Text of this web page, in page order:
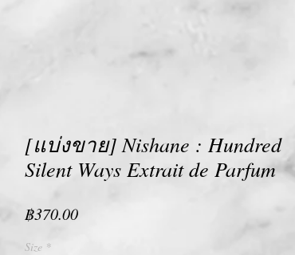
[แบ่งขาย] Nishane : Hundred
Silent Ways Extrait de Parfum
฿370.00Price
Size *